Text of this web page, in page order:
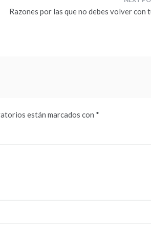
Razones por las que no debes volver con
están marcados con *